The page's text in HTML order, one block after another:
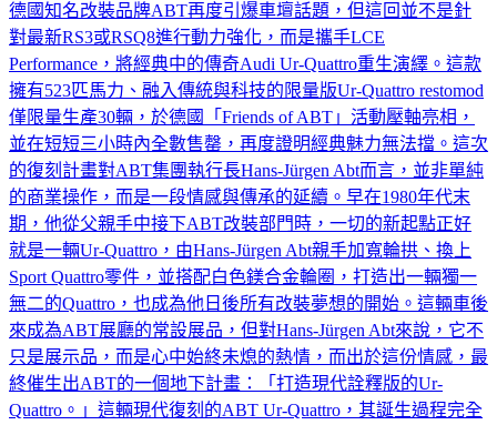
德國知名改裝品牌ABT再度引爆車壇話題，但這回並不是針
對最新RS3或RSQ8進行動力強化，而是攜手LCE
Performance，將經典中的傳奇Audi Ur-Quattro重生演繹。這款
擁有523匹馬力、融入傳統與科技的限量版Ur-Quattro restomod
僅限量生產30輛，於德國「Friends of ABT」活動壓軸亮相，
並在短短三小時內全數售罄，再度證明經典魅力無法擋。這次
的復刻計畫對ABT集團執行長Hans-Jürgen Abt而言，並非單純
的商業操作，而是一段情感與傳承的延續。早在1980年代末
期，他從父親手中接下ABT改裝部門時，一切的新起點正好
就是一輛Ur-Quattro，由Hans-Jürgen Abt親手加寬輪拱、換上
Sport Quattro零件，並搭配白色鎂合金輪圈，打造出一輛獨一
無二的Quattro，也成為他日後所有改裝夢想的開始。這輛車後
來成為ABT展廳的常設展品，但對Hans-Jürgen Abt來說，它不
只是展示品，而是心中始終未熄的熱情，而出於這份情感，最
終催生出ABT的一個地下計畫：「打造現代詮釋版的Ur-
Quattro。」這輛現代復刻的ABT Ur-Quattro，其誕生過程完全